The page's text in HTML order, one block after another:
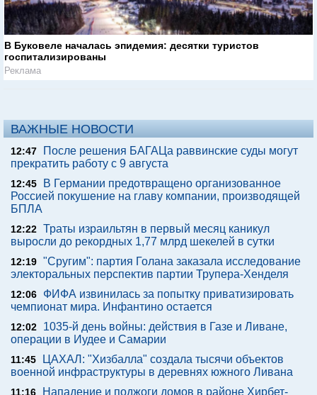
В Буковеле началась эпидемия: десятки туристов
госпитализированы
Реклама
ВАЖНЫЕ НОВОСТИ
12:47
После решения БАГАЦа раввинские суды могут
прекратить работу с 9 августа
12:45
В Германии предотвращено организованное
Россией покушение на главу компании, производящей
БПЛА
12:22 Траты израильтян в первый месяц каникул
выросли до рекордных 1,77 млрд шекелей в сутки
12:19 "Сругим": партия Голана заказала исследование
электоральных перспектив партии Трупера-Хенделя
12:06
ФИФА извинилась за попытку приватизировать
чемпионат мира. Инфантино остается
12:02
1035-й день войны: действия в Газе и Ливане,
операции в Иудее и Самарии
11:45
ЦАХАЛ: "Хизбалла" создала тысячи объектов
военной инфраструктуры в деревнях южного Ливана
11:16 Нападение и поджоги домов в районе Хирбет-